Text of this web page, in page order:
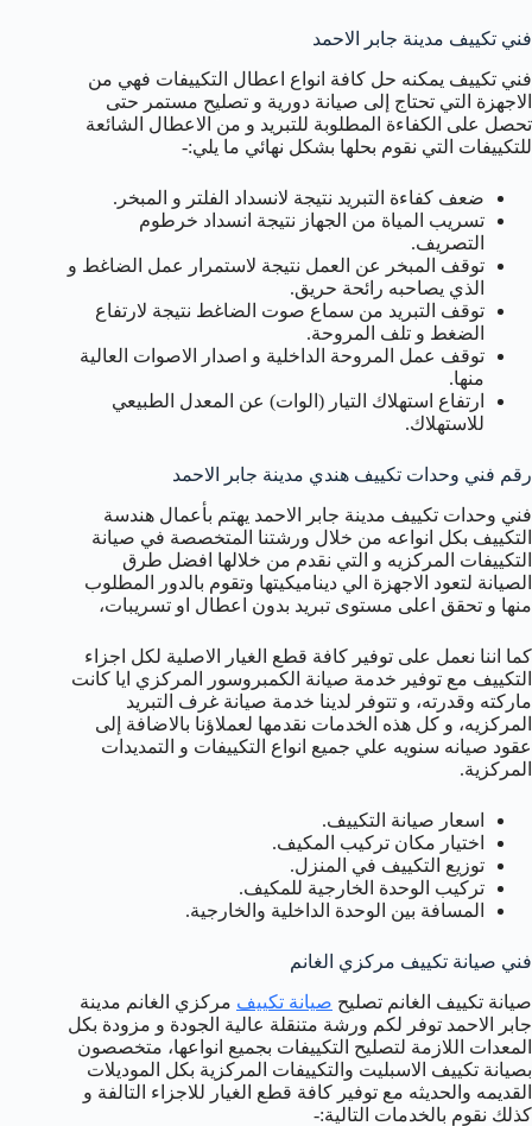
فني تكييف مدينة جابر الاحمد
فني تكييف يمكنه حل كافة انواع اعطال التكييفات فهي من
الاجهزة التي تحتاج إلى صيانة دورية و تصليح مستمر حتى
تحصل على الكفاءة المطلوبة للتبريد و من الاعطال الشائعة
للتكييفات التي نقوم بحلها بشكل نهائي ما يلي:-
ضعف كفاءة التبريد نتيجة لانسداد الفلتر و المبخر.
تسريب المياة من الجهاز نتيجة انسداد خرطوم
التصريف.
توقف المبخر عن العمل نتيجة لاستمرار عمل الضاغط و
الذي يصاحبه رائحة حريق.
توقف التبريد من سماع صوت الضاغط نتيجة لارتفاع
الضغط و تلف المروحة.
توقف عمل المروحة الداخلية و اصدار الاصوات العالية
منها.
ارتفاع استهلاك التيار (الوات) عن المعدل الطبيعي
للاستهلاك.
رقم فني وحدات تكييف هندي مدينة جابر الاحمد
فني وحدات تكييف مدينة جابر الاحمد يهتم بأعمال هندسة
التكييف بكل انواعه من خلال ورشتنا المتخصصة في صيانة
التكييفات المركزيه و التي نقدم من خلالها افضل طرق
الصيانة لتعود الاجهزة الي ديناميكيتها وتقوم بالدور المطلوب
منها و تحقق اعلى مستوى تبريد بدون اعطال او تسريبات،
كما اننا نعمل على توفير كافة قطع الغيار الاصلية لكل اجزاء
التكييف مع توفير خدمة صيانة الكمبروسور المركزي ايا كانت
ماركته وقدرته، و تتوفر لدينا خدمة صيانة غرف التبريد
المركزيه، و كل هذه الخدمات نقدمها لعملاؤنا بالاضافة إلى
عقود صيانه سنويه علي جميع انواع التكييفات و التمديدات
المركزية.
اسعار صيانة التكييف.
اختيار مكان تركيب المكيف.
توزيع التكييف في المنزل.
تركيب الوحدة الخارجية للمكيف.
المسافة بين الوحدة الداخلية والخارجية.
فني صيانة تكييف مركزي الغانم
صيانة تكييف الغانم تصليح صيانة تكييف مركزي الغانم مدينة
جابر الاحمد توفر لكم ورشة متنقلة عالية الجودة و مزودة بكل
المعدات اللازمة لتصليح التكييفات بجميع انواعها، متخصصون
بصيانة تكييف الاسبليت والتكييفات المركزية بكل الموديلات
القديمه والحديثه مع توفير كافة قطع الغيار للاجزاء التالفة و
كذلك نقوم بالخدمات التالية:-